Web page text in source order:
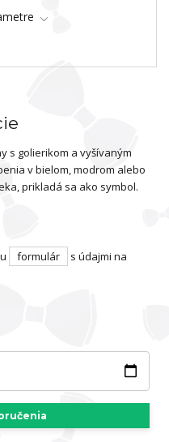
s golierikom a vyšívaným
v bielom, modrom alebo
prikladá sa ako symbol.
formulár
s údajmi na